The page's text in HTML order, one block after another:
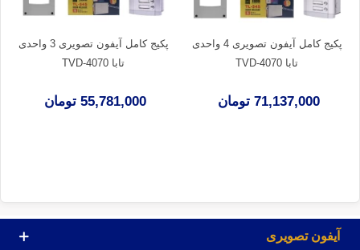
پکیج کامل آیفون تصویری 4 واحدی
تابا TVD-4070
71,137,000 تومان
پکیج کامل آیفون تصویری 3 واحدی
تابا TVD-4070
55,781,000 تومان
آیفون تصویری